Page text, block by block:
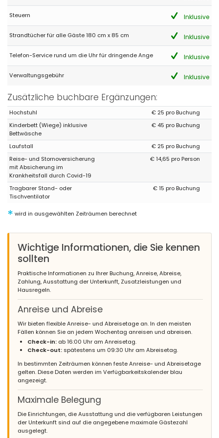
Ich war hier. Nur wenige Male lieben es
Prachtig en goed onderhouden appartement. Gewoon genieten
van de luxe en de toplocatie!
(Übersetzt von Google)
Schöne und gepflegte Wohnung. Genießen Sie einfach den
Luxus und die erstklassige Lage!
Steuern Inklusive
Strandtücher für alle Gäste 180 cm x 85 cm Inklusive
Telefon-Service rund um die Uhr für dringende Ange Inklusive
Verwaltungsgebühr Inklusive
Zusätzliche buchbare Ergänzungen:
Hochstuhl
€ 25 pro Buchung
Kinderbett (Wiege) inklusive
Bettwäsche
€ 45 pro Buchung
Laufstall
€ 25 pro Buchung
Reise- und Stornoversicherung
mit Absicherung im
Krankheitsfall durch Covid-19
€ 14,65 pro Person
Tragbarer Stand- oder
Tischventilator
€ 15 pro Buchung
* wird in ausgewählten Zeiträumen berechnet
Wichtige Informationen, die Sie kennen
sollten
Praktische Informationen zu Ihrer Buchung, Anreise, Abreise,
Zahlung, Ausstattung der Unterkunft, Zusatzleistungen und
Hausregeln.
Anreise und Abreise
Wir bieten flexible Anreise- und Abreisetage an. In den meisten
Fällen können Sie an jedem Wochentag anreisen und abreisen.
Check-in: ab 16:00 Uhr am Anreisetag.
Check-out: spätestens um 09:30 Uhr am Abreisetag.
In bestimmten Zeiträumen können feste Anreise- und Abreisetage
gelten. Diese Daten werden im Verfügbarkeitskalender blau
angezeigt.
Maximale Belegung
Die Einrichtungen, die Ausstattung und die verfügbaren Leistungen
der Unterkunft sind auf die angegebene maximale Gästezahl
ausgelegt.